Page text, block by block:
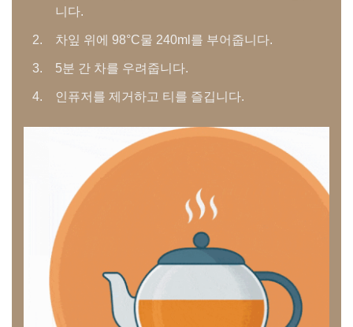
니다.
차잎 위에 98°C물 240ml를 부어줍니다.
5분 간 차를 우려줍니다.
인퓨저를 제거하고 티를 즐깁니다.